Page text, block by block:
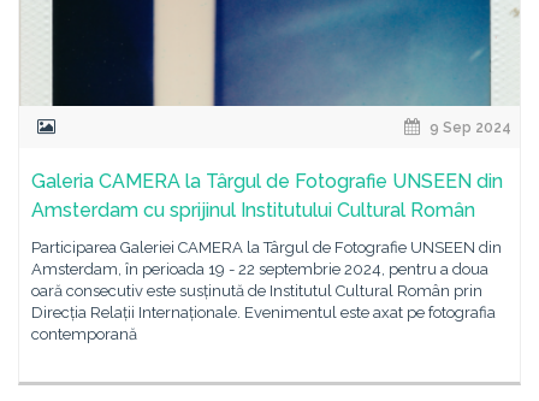
9 Sep 2024
Galeria CAMERA la Târgul de Fotografie UNSEEN din
Amsterdam cu sprijinul Institutului Cultural Român
Participarea Galeriei CAMERA la Târgul de Fotografie UNSEEN din
Amsterdam, în perioada 19 - 22 septembrie 2024, pentru a doua
oară consecutiv este susținută de Institutul Cultural Român prin
Direcția Relații Internaționale. Evenimentul este axat pe fotografia
contemporană